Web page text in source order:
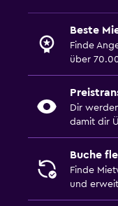
Beste
Finde
über
Dir
damit dir
Buche
Finde
und